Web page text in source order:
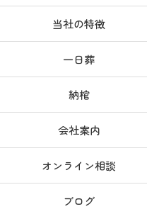
当社の特徴
一日葬
納棺
会社案内
オンライン相談
ブログ